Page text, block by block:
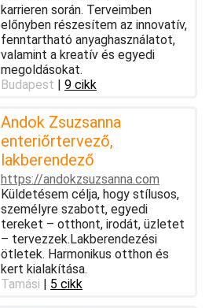
karrieren során. Terveimben
előnyben részesítem az innovatív,
fenntartható anyaghasználatot,
valamint a kreatív és egyedi
megoldásokat.
Budapest | 9 cikk
Andok Zsuzsanna
enteriőrtervező,
lakberendező
https://andokzsuzsanna.com
Küldetésem célja, hogy stílusos,
személyre szabott, egyedi
tereket – otthont, irodát, üzletet
– tervezzek.Lakberendezési
ötletek. Harmonikus otthon és
kert kialakítása.
Tamási | 5 cikk